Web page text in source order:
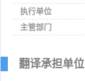
执行单位
主管部门
翻译承担单位